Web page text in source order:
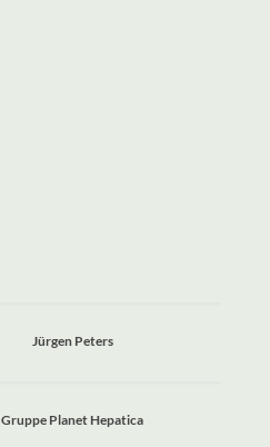
Jürgen Peters
Gruppe Planet Hepatica